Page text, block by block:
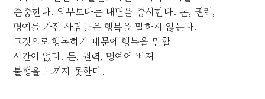
존중한다. 외부보다는 내면을 중시한다. 돈, 권력,
명예를 가진 사람들은 행복을 말하지 않는다.
그것으로 행복하기 때문에 행복을 말할
시간이 없다. 돈, 권력, 명예에 빠져
불행을 느끼지 못한다.